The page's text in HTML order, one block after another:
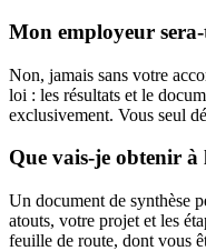
Mon employeur
Non, jamais sans votre
loi : les résultats et le
exclusivement. Vous seul
Que vais-je obtenir à
Un document de synthèse
atouts, votre projet et les
feuille de route, dont vous